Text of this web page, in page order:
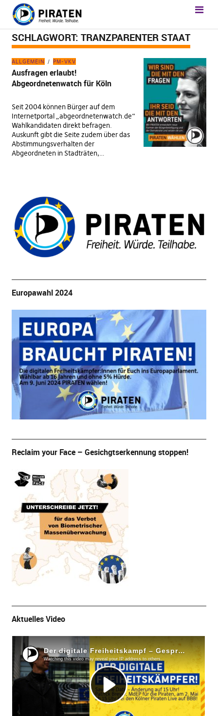
SCHLAGWORT: TRANZPARENTER STAAT
ALLGEMEIN PM-VKV
Ausfragen erlaubt!
Abgeordnetenwatch für Köln
Seit 2004 können Bürger auf dem
Internetportal „abgeordnetenwatch.de“
Wahlkandidaten direkt befragen.
Auskunft gibt die Seite zudem über das
Abstimmungsverhalten der
Abgeordneten in Stadträten,…
Europawahl 2024
Reclaim your Face – Gesichgtserkennung stoppen!
Aktuelles Video